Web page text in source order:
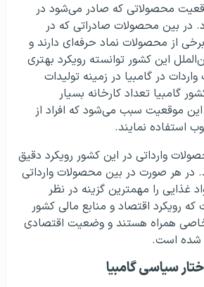
محصولاتی که صادر می‌شود در
در بین محصولات صادراتی که در
از محصولات نماد حرفه‌ای دارند و
این کشور توانسته رویکرد بهتری
در گامبیا در زمینه تولیدات
گامبیا تعداد کارخانه بسیار
موقعیت سبب می‌شود که افراد از
استفاده نمایند.
وارداتی در این کشور رویکرد دقیق
در هر صورت در بین محصولات وارداتی
غذایی را مهمترین گزینه در نظر
اقتصاد و منابع مالی کشور
خاصی همراه هستند و وضعیت اقتصادی
شده است.
سیاسی گامبیا